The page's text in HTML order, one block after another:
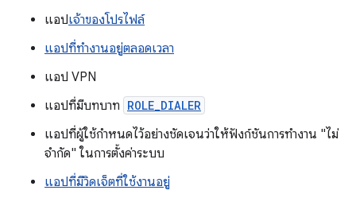
แอปเจ้าของโปรไฟล์
แอปที่ทำงานอยู่ตลอดเวลา
แอป VPN
แอปที่มีบทบาท ROLE_DIALER
แอปที่ผู้ใช้กำหนดไว้อย่างชัดเจนว่าให้ฟังก์ชันการทำงาน "ไม่
จำกัด" ในการตั้งค่าระบบ
แอปที่มีวิดเจ็ตที่ใช้งานอยู่